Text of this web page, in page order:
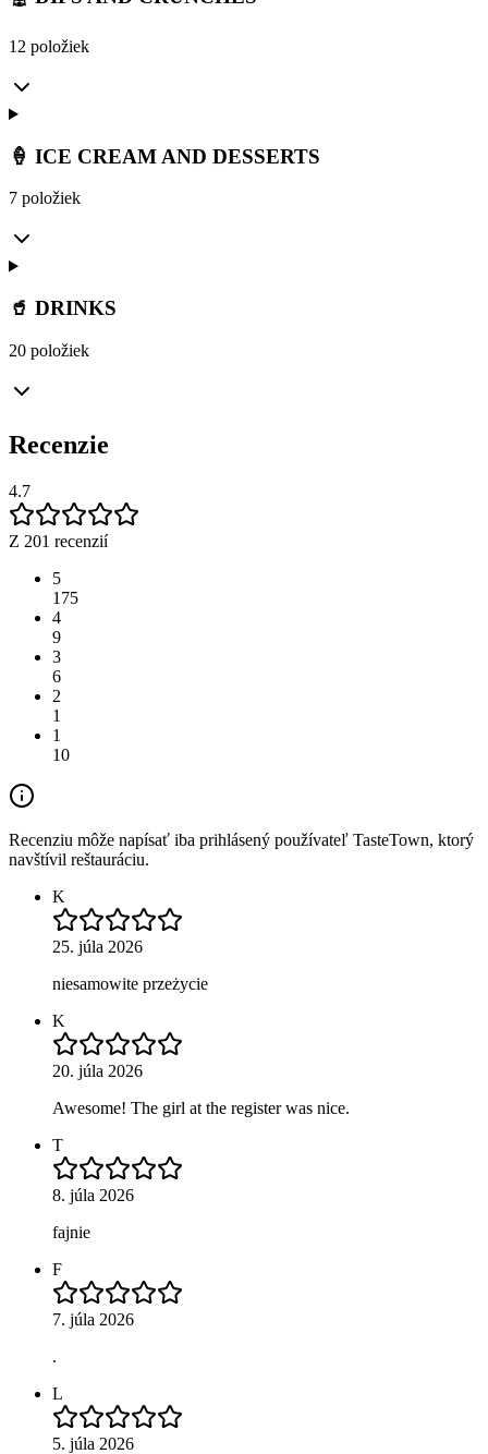
12 položiek
🍦 ICE CREAM AND DESSERTS
7 položiek
🥤 DRINKS
20 položiek
Recenzie
4.7
Z 201 recenzií
5
175
4
9
3
6
2
1
1
10
Recenziu môže napísať iba prihlásený používateľ TasteTown, ktorý
navštívil reštauráciu.
K
25. júla 2026
niesamowite przeżycie
K
20. júla 2026
Awesome! The girl at the register was nice.
T
8. júla 2026
fajnie
F
7. júla 2026
.
L
5. júla 2026